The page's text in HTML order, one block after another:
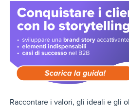
Raccontare i valori, gli ideali e gli